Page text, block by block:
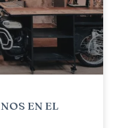
EN EL